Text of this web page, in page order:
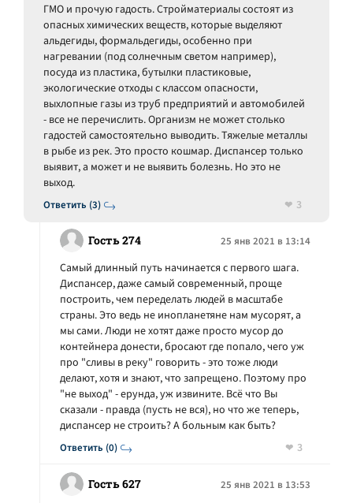
Ответить (3)
ГМО и прочую гадость. Стройматериалы состоят из
опасных химических веществ, которые выделяют
альдегиды, формальдегиды, особенно при
нагревании (под солнечным светом например),
посуда из пластика, бутылки пластиковые,
экологические отходы с классом опасности,
выхлопные газы из труб предприятий и автомобилей
- все не перечислить. Организм не может столько
гадостей самостоятельно выводить. Тяжелые металлы
в рыбе из рек. Это просто кошмар. Диспансер только
выявит, а может и не выявить болезнь. Но это не
выход.
3
Гость 274 25 янв 2021 в 13:14
Ответить (0)
Самый длинный путь начинается с первого шага.
Диспансер, даже самый современный, проще
построить, чем переделать людей в масштабе
страны. Это ведь не инопланетяне нам мусорят, а
мы сами. Люди не хотят даже просто мусор до
контейнера донести, бросают где попало, чего уж
про "сливы в реку" говорить - это тоже люди
делают, хотя и знают, что запрещено. Поэтому про
"не выход" - ерунда, уж извините. Всё что Вы
сказали - правда (пусть не вся), но что же теперь,
диспансер не строить? А больным как быть?
3
Гость 627 25 янв 2021 в 13:53